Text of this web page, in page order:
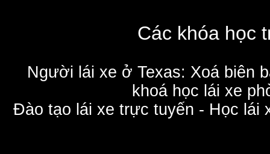
Các khóa học
Người lái xe ở Texas: Xoá biên
khoá học lái xe
Đào tạo lái xe trực tuyến - Học